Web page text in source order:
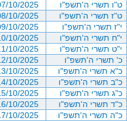
ט"ו תשרי ה'תשפ"ו
10/2025
ט"ז תשרי ה'תשפ"ו
10/2025
י"ז תשרי ה'תשפ"ו
10/2025
י"ח תשרי ה'תשפ"ו
10/2025
י"ט תשרי ה'תשפ"ו
10/2025
כ' תשרי ה'תשפ"ו
10/2025
כ"א תשרי ה'תשפ"ו
10/2025
כ"ב תשרי ה'תשפ"ו
10/2025
כ"ג תשרי ה'תשפ"ו
10/2025
כ"ד תשרי ה'תשפ"ו
10/2025
כ"ה תשרי ה'תשפ"ו
10/2025